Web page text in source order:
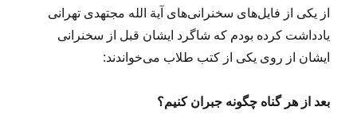
از یکی از فایل‌های سخنرانی‌های آیة الله مجتهدی تهرانی
یادداشت کرده بودم که شاگرد ایشان قبل از سخنرانی
ایشان از روی یکی از کتب طلاب می‌خواندند:
بعد از هر گناه چگونه جبران کنیم؟